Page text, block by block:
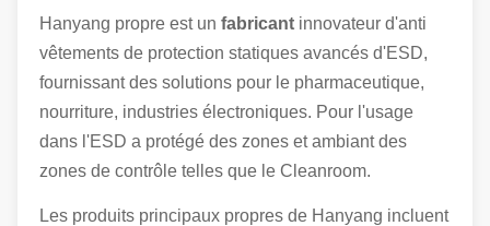
Hanyang propre est un fabricant innovateur d'anti
vêtements de protection statiques avancés d'ESD,
fournissant des solutions pour le pharmaceutique,
nourriture, industries électroniques. Pour l'usage
dans l'ESD a protégé des zones et ambiant des
zones de contrôle telles que le Cleanroom.
Les produits principaux propres de Hanyang incluent